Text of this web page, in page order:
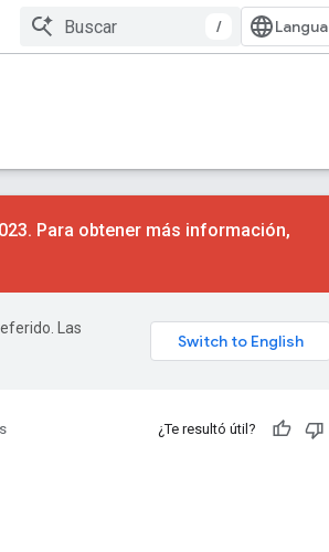
/
Para obtener más información,
Las
¿Te resultó útil?